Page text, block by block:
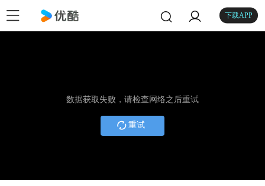
下载APP
数据获取失败，请检查网络之后重试
重试